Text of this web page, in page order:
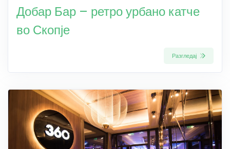
Добар Бар – ретро урбано катче
во Скопје
Разгледај